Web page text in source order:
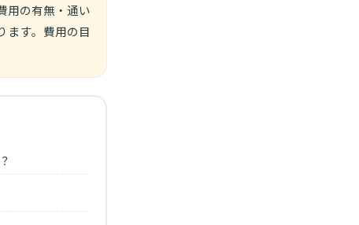
用の有無・通い
ます。費用の目